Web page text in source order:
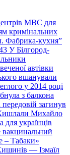
МВС для
кримінальних
Фабрика-кухня”
У Білгород-
автівки
вшанували
у 2014 році
з балкона
загинув
Кишлали Михайло
українців
вакцинальний
– Табаки»
— Ізмаїл